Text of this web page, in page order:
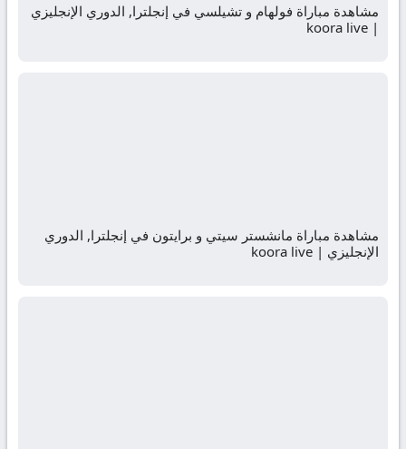
مشاهدة مباراة فولهام و تشيلسي في إنجلترا, الدوري الإنجليزي
| koora live
مشاهدة مباراة مانشستر سيتي و برايتون في إنجلترا, الدوري
الإنجليزي | koora live